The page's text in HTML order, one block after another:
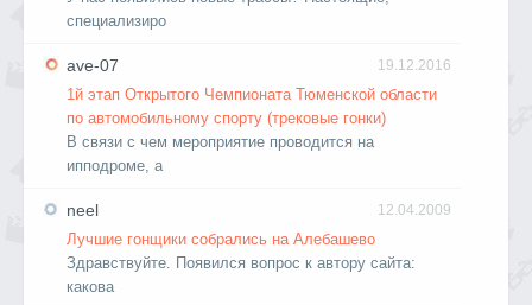
специализиро
19.12.2016
ave-07
1й этап Открытого Чемпионата Тюменской области
по автомобильному спорту (трековые гонки)
В связи с чем мероприятие проводится на
ипподроме, а
12.04.2009
neel
Лучшие гонщики собрались на Алебашево
Здравствуйте. Появился вопрос к автору сайта:
какова